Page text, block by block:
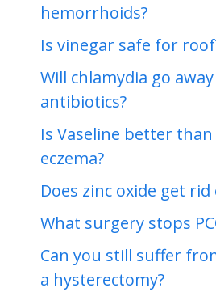
hemorrhoids?
Is vinegar safe for
Will chlamydia go
antibiotics?
Is Vaseline better
eczema?
Does zinc oxide get rid
What surgery stops
Can you still suffer
a hysterectomy?